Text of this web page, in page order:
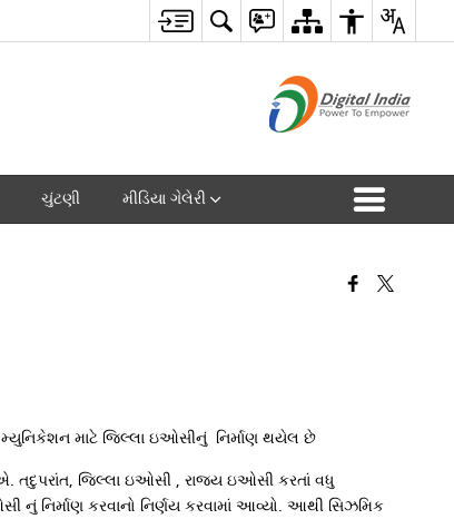
ચુંટણી મીડિયા ગેલેરી
માટે જિલ્લા ઇઓસીનું નિર્માણ થયેલ છે
તદુપરાંત, જિલ્લા ઇઓસી , રાજ્ય ઇઓસી કરતાં વધુ
નું નિર્માણ કરવાનો નિર્ણય કરવામાં આવ્યો. આથી સિઝમિક